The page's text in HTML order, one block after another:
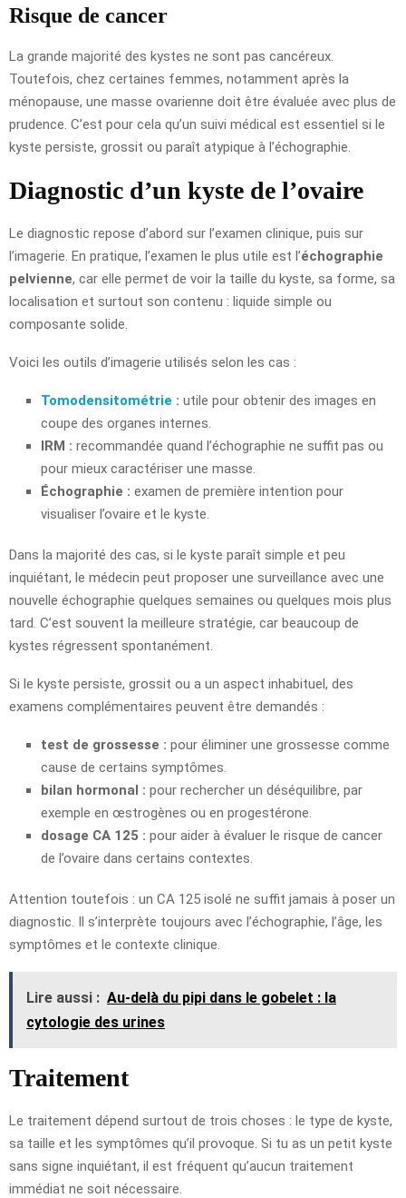
Risque de cancer
La grande majorité des kystes ne sont pas cancéreux.
Toutefois, chez certaines femmes, notamment après la
ménopause, une masse ovarienne doit être évaluée avec plus de
prudence. C’est pour cela qu’un suivi médical est essentiel si le
kyste persiste, grossit ou paraît atypique à l’échographie.
Diagnostic d’un kyste de l’ovaire
Le diagnostic repose d’abord sur l’examen clinique, puis sur
l’imagerie. En pratique, l’examen le plus utile est l’échographie
pelvienne, car elle permet de voir la taille du kyste, sa forme, sa
localisation et surtout son contenu : liquide simple ou
composante solide.
Voici les outils d’imagerie utilisés selon les cas :
Tomodensitométrie : utile pour obtenir des images en
coupe des organes internes.
IRM : recommandée quand l’échographie ne suffit pas ou
pour mieux caractériser une masse.
Échographie : examen de première intention pour
visualiser l’ovaire et le kyste.
Dans la majorité des cas, si le kyste paraît simple et peu
inquiétant, le médecin peut proposer une surveillance avec une
nouvelle échographie quelques semaines ou quelques mois plus
tard. C’est souvent la meilleure stratégie, car beaucoup de
kystes régressent spontanément.
Si le kyste persiste, grossit ou a un aspect inhabituel, des
examens complémentaires peuvent être demandés :
test de grossesse : pour éliminer une grossesse comme
cause de certains symptômes.
bilan hormonal : pour rechercher un déséquilibre, par
exemple en œstrogènes ou en progestérone.
dosage CA 125 : pour aider à évaluer le risque de cancer
de l’ovaire dans certains contextes.
Attention toutefois : un CA 125 isolé ne suffit jamais à poser un
diagnostic. Il s’interprète toujours avec l’échographie, l’âge, les
symptômes et le contexte clinique.
Lire aussi : Au-delà du pipi dans le gobelet : la
cytologie des urines
Traitement
Le traitement dépend surtout de trois choses : le type de kyste,
sa taille et les symptômes qu’il provoque. Si tu as un petit kyste
sans signe inquiétant, il est fréquent qu’aucun traitement
immédiat ne soit nécessaire.